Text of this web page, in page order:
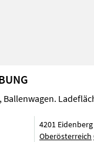
4201 Eidenberg
Oberösterreich